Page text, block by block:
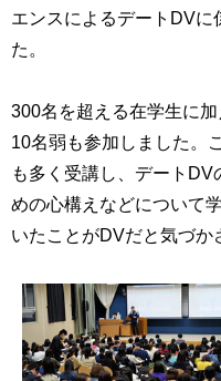
育
究
会
連
試
情
報
者
の
業
生
の
般・
地
域
の
エンスによるデートDV
た。
300名を超える在学生に
10名弱も参加しました。
も多く受講し、デート
めの心構えなどについて
いたことがDVだと気づか